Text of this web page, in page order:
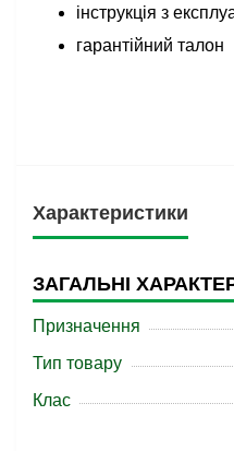
інструкція з
гарантійний талон
Характеристики
ЗАГАЛЬНІ
Призначення
Тип товару
Клас